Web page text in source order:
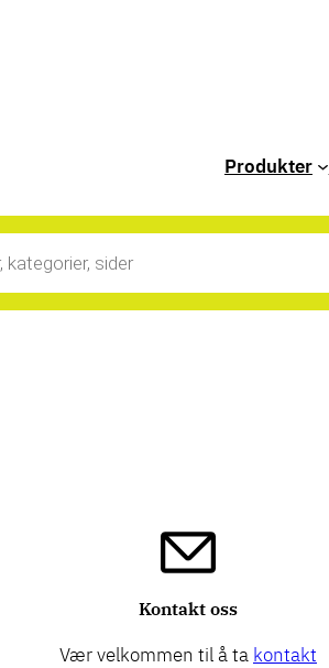
Produkter
Kontakt oss
Vær velkommen til å ta kontakt